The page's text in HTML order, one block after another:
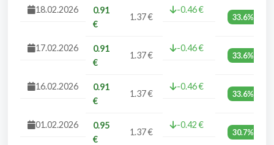
18.02.2026
0.91
€
1.37 €
-0.46 €
33.6%
17.02.2026
0.91
€
1.37 €
-0.46 €
33.6%
16.02.2026
0.91
€
1.37 €
-0.46 €
33.6%
01.02.2026
0.95
€
1.37 €
-0.42 €
30.7%